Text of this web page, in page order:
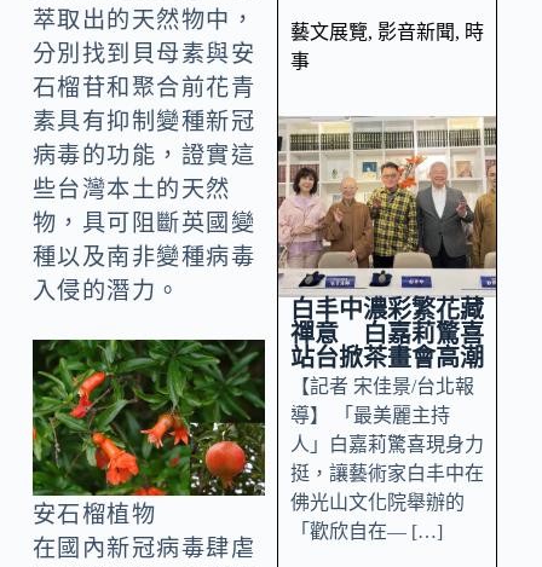
萃取出的天然物中，
分別找到貝母素與安
石榴苷和聚合前花青
素具有抑制變種新冠
病毒的功能，證實這
些台灣本土的天然
物，具可阻斷英國變
種以及南非變種病毒
入侵的潛力。
安石榴植物
在國內新冠病毒肆虐
藝文展覽, 影音新聞, 時
事
白丰中濃彩繁花藏
禪意 白嘉莉驚喜
站台掀茶畫會高潮
【記者 宋佳景/台北報
導】 「最美麗主持
人」白嘉莉驚喜現身力
挺，讓藝術家白丰中在
佛光山文化院舉辦的
「歡欣自在— […]